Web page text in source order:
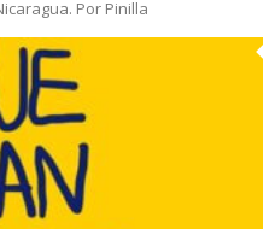
Por Pinilla